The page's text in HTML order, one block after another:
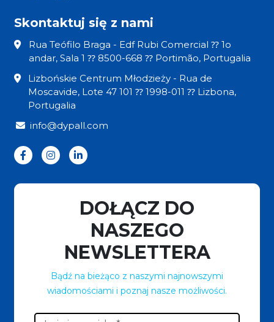
Skontaktuj się z nami
Rua Teófilo Braga - Edf Rubi Comercial ⁇ 1o
andar, Sala 1 ⁇ 8500-668 ⁇ Portimão, Portugalia
Lizbońskie Centrum Młodzieży - Rua de
Moscavide, Lote 47 101 ⁇ 1998-011 ⁇ Lizbona,
Portugalia
info@dypall.com
DOŁĄCZ DO
NASZEGO
NEWSLETTERA
Bądź na bieżąco z naszymi najnowszymi
wiadomościami i poznaj nasze możliwości.